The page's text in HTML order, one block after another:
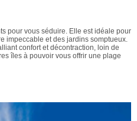
pour vous séduire. Elle est idéale pour
impeccable et des jardins somptueux.
confort et décontraction, loin de
îles à pouvoir vous offrir une plage